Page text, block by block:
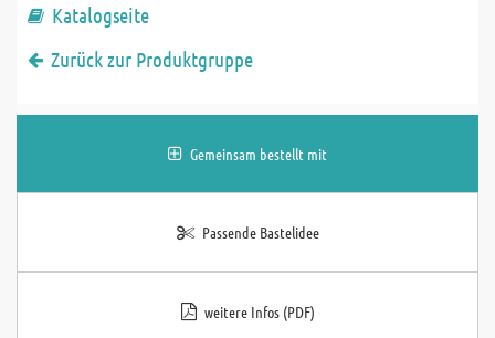
Katalogseite
Zurück zur Produktgruppe
Gemeinsam bestellt mit
Passende Bastelidee
weitere Infos (PDF)